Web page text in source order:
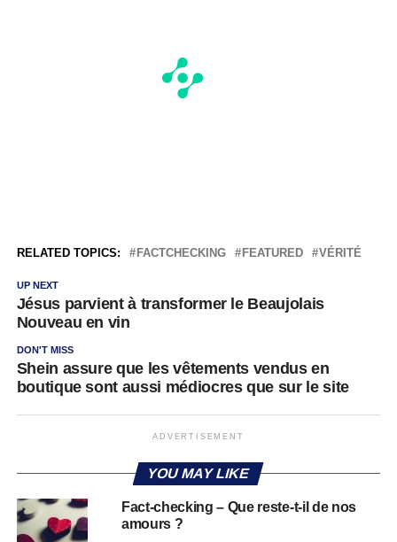
RELATED TOPICS: FACTCHECKING FEATURED VÉRITÉ
UP NEXT
Jésus parvient à transformer le Beaujolais
Nouveau en vin
DON'T MISS
Shein assure que les vêtements vendus en
boutique sont aussi médiocres que sur le site
ADVERTISEMENT
YOU MAY LIKE
Fact-checking – Que reste-t-il de nos
amours ?